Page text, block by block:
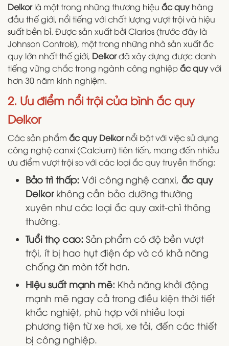
Delkorlà một trong những thương hiệu ắc quy hàng
đầu thế giới, nổi tiếng với chất lượng vượt trội và hiệu
suất bền bỉ. Được sản xuất bởi Clarios (trước đây là
Johnson Controls), một trong những nhà sản xuất ắc
quy lớn nhất thế giới, Delkorđã xây dựng được danh
tiếng vững chắc trong ngành công nghiệpắc quyvới
hơn 30 năm kinh nghiệm.
2. Ưu điểm nổi trội của bình ắc quy
Delkor
Các sản phẩm ắc quy Delkornổi bật với việc sử dụng
công nghệ canxi (Calcium) tiên tiến, mang đến nhiều
ưu điểm vượt trội so với các loại ắc quy truyền thống:
Bảo trì thấp: Với công nghệ canxi, ắc quy
Delkorkhông cần bảo dưỡng thường
xuyên như các loại ắc quy axit-chì thông
thường.
Tuổi thọ cao: Sản phẩm có độ bền vượt
trội, ít bị hao hụt điện áp và có khả năng
chống ăn mòn tốt hơn.
Hiệu suất mạnh mẽ: Khả năng khởi động
mạnh mẽ ngay cả trong điều kiện thời tiết
khắc nghiệt, phù hợp với nhiều loại
phương tiện từ xe hơi, xe tải, đến các thiết
bị công nghiệp.